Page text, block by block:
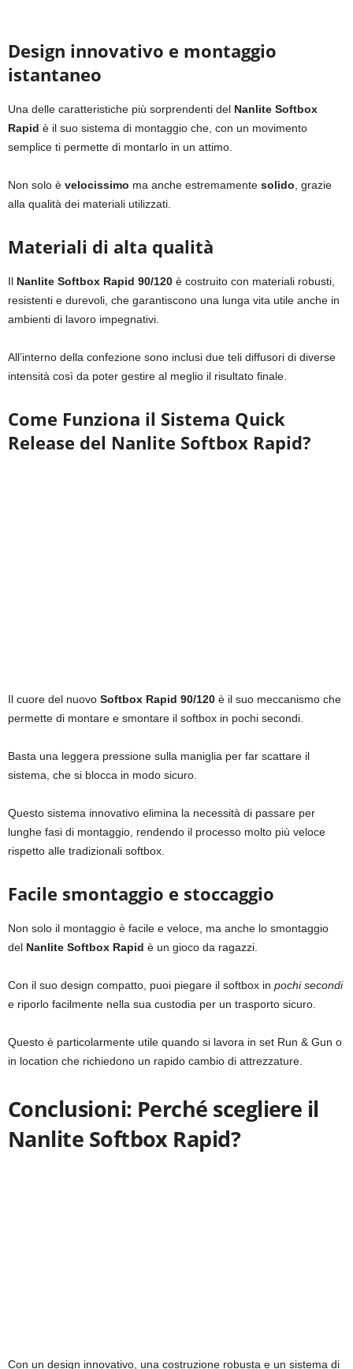
Design innovativo e montaggio
istantaneo
Una delle caratteristiche più sorprendenti del Nanlite Softbox
Rapid è il suo sistema di montaggio che, con un movimento
semplice ti permette di montarlo in un attimo.
Non solo è velocissimo ma anche estremamente solido , grazie
alla qualità dei materiali utilizzati.
Materiali di alta qualità
Il Nanlite Softbox Rapid 90/120 è costruito con materiali robusti,
resistenti e durevoli, che garantiscono una lunga vita utile anche in
ambienti di lavoro impegnativi.
All’interno della confezione sono inclusi due teli diffusori di diverse
intensità così da poter gestire al meglio il risultato finale.
Come Funziona il Sistema Quick
Release del Nanlite Softbox Rapid?
Il cuore del nuovo Softbox Rapid 90/120 è il suo meccanismo che
permette di montare e smontare il softbox in pochi secondi.
Basta una leggera pressione sulla maniglia per far scattare il
sistema, che si blocca in modo sicuro.
Questo sistema innovativo elimina la necessità di passare per
lunghe fasi di montaggio, rendendo il processo molto più veloce
rispetto alle tradizionali softbox.
Facile smontaggio e stoccaggio
Non solo il montaggio è facile e veloce, ma anche lo smontaggio
del Nanlite Softbox Rapid è un gioco da ragazzi.
Con il suo design compatto, puoi piegare il softbox in pochi secondi
e riporlo facilmente nella sua custodia per un trasporto sicuro.
Questo è particolarmente utile quando si lavora in set Run & Gun o
in location che richiedono un rapido cambio di attrezzature.
Conclusioni: Perché scegliere il
Nanlite Softbox Rapid?
Con un design innovativo, una costruzione robusta e un sistema di